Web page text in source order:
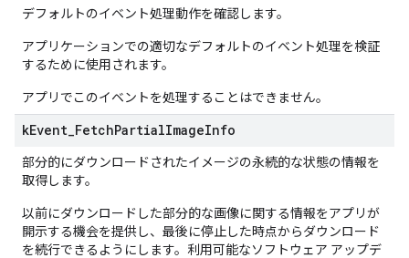
デフォルトのイベント処理動作を確認します。
アプリケーションでの適切なデフォルトのイベント処理を検証
するために使用されます。
アプリでこのイベントを処理することはできません。
kEvent FetchPartialImageInfo
部分的にダウンロードされたイメージの永続的な状態の情報を
取得します。
以前にダウンロードした部分的な画像に関する情報をアプリが
開示する機会を提供し、最後に停止した時点からダウンロード
を続行できるようにします。利用可能なソフトウェア アップデ